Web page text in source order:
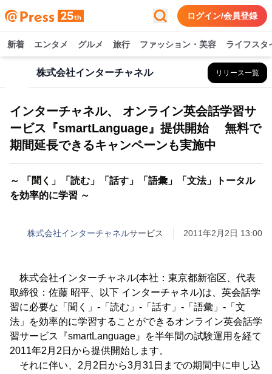
ログイン/会員登録
新着 エンタメ グルメ 旅行 ファッション・美容 ライフスタ
株式会社インターチャネル リリース一覧
インターチャネル、 オンライン英会話学習サ
ービス『smartLanguage』提供開始 無料で
期間延長できるキャンペーンも実施中
～ 「聞く」「読む」「話す」「語彙」「文法」トータル
を効率的に学習 ～
株式会社インターチャネルサービス 2011年2月2日 13:00
株式会社インターチャネル(本社：東京都新宿区、代表
取締役：佐藤 昭平、以下 インターチャネル)は、英会話学
習に必要な「聞く」-「読む」-「話す」-「語彙」-「文
法」を効率的に学習することができるオンライン英会話学
習サービス『smartLanguage』を半年間の試験運用を経て
2011年2月2日から提供開始します。
それに伴い、2月2日から3月31日までの期間中に申し込